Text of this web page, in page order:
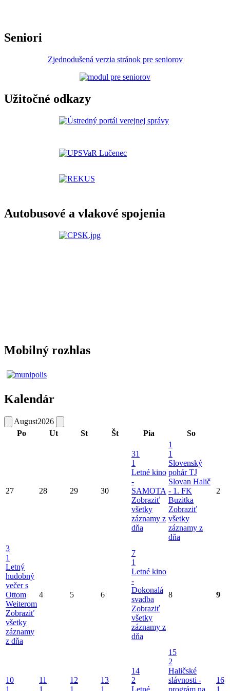
Seniori
Zjednodušená verzia stránok pre seniorov
Užitočné odkazy
Autobusové a vlakové spojenia
Mobilný rozhlas
Kalendár
August2026
Po
Ut St Št Pia So
27 28 29 30
31
1
Letné kino
-
SAMOTA
Zobraziť
všetky
záznamy z
dňa
1
1
Slovenský
pohár TJ
Slovan Halič
- 1. FK
Buzitka
Zobraziť
všetky
záznamy z
dňa
2
3
1
Letný
hudobný
večer s
Ottom
Weiterom
Zobraziť
všetky
záznamy
z dňa
4 5 6
7
1
Letné kino
-
Dokonalá
svadba
Zobraziť
všetky
záznamy z
dňa
8 9
10
1
11
1
12
1
13
1
14
2
Letné
15
2
Haličské
slávnosti -
prográm na
16
1